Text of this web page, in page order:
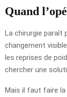
Quand
La chirurgie paraît
changement
les reprises de
chercher une
Mais il faut faire